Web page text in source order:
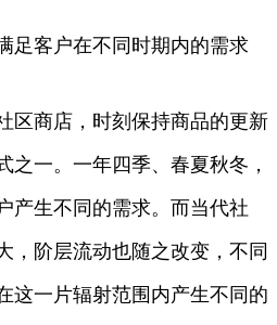
足客户在不同时期内的需求
区商店，时刻保持商品的更新
之一。一年四季、春夏秋冬，
产生不同的需求。而当代社
，阶层流动也随之改变，不同
这一片辐射范围内产生不同的